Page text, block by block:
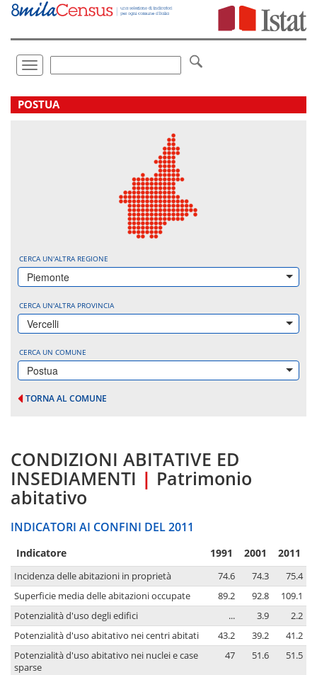
Vai
direttamente
Toggle
navigation
.
POSTUA
CERCA UN'ALTRA REGIONE
Piemonte
CERCA UN'ALTRA PROVINCIA
Vercelli
CERCA UN COMUNE
Postua
TORNA AL COMUNE
CONDIZIONI ABITATIVE ED
INSEDIAMENTI | Patrimonio
abitativo
INDICATORI AI CONFINI DEL 2011
Indicatore 1991 2001 2011
Incidenza delle abitazioni in proprietà 74.6 74.3
75.4
Superficie media delle abitazioni occupate
89.2 92.8
109.1
Potenzialità d'uso degli edifici
... 3.9
2.2
Potenzialità d'uso abitativo nei centri abitati
43.2 39.2
41.2
Potenzialità d'uso abitativo nei nuclei e case
sparse
47 51.6 51.5